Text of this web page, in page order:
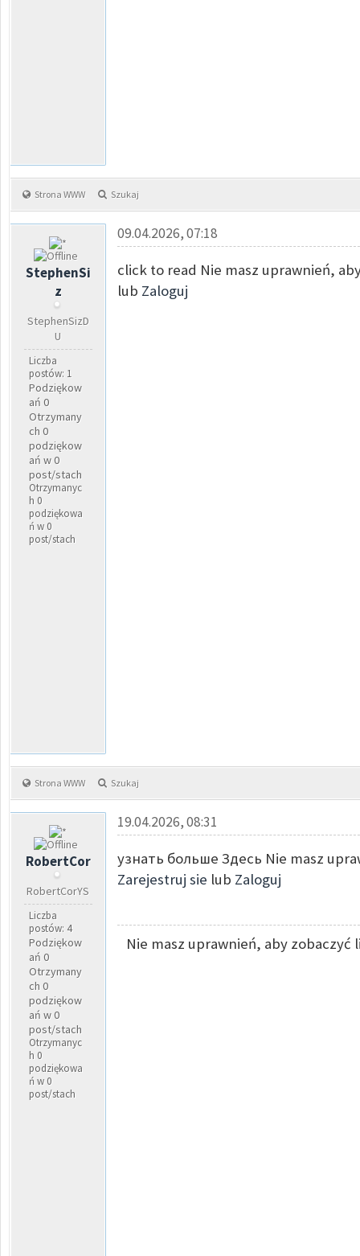
Strona WWW Szukaj
StephenSi
z
StephenSizD
U
Liczba
postów: 1
Podziękow
ań 0
Otrzymany
ch 0
podziękow
ań w 0
post/stach
Otrzymanyc
h 0
podziękowa
ń w 0
post/stach
09.04.2026, 07:18
click to read Nie masz uprawnień,
lub Zaloguj
Strona WWW Szukaj
RobertCor
RobertCorYS
Liczba
postów: 4
Podziękow
ań 0
Otrzymany
ch 0
podziękow
ań w 0
post/stach
Otrzymanyc
h 0
podziękowa
ń w 0
post/stach
19.04.2026, 08:31
узнать больше Здесь Nie masz
Zarejestruj sie lub Zaloguj
Nie masz uprawnień, aby zobaczyć